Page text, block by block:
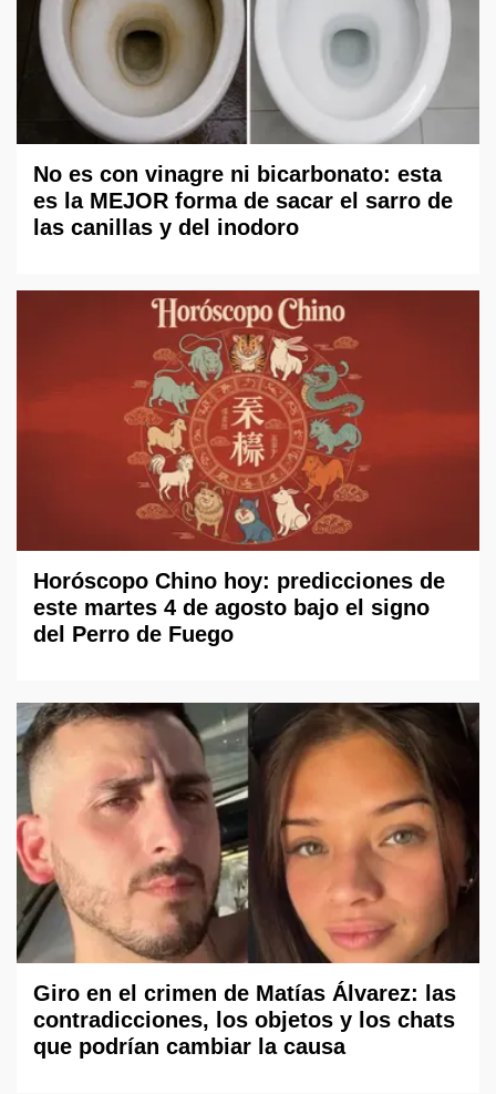
No es con vinagre ni bicarbonato: esta
es la MEJOR forma de sacar el sarro de
las canillas y del inodoro
Horóscopo Chino hoy: predicciones de
este martes 4 de agosto bajo el signo
del Perro de Fuego
Giro en el crimen de Matías Álvarez: las
contradicciones, los objetos y los chats
que podrían cambiar la causa